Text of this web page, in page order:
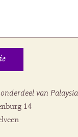
van
14